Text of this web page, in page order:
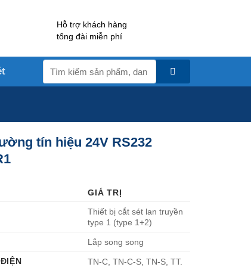
Hỗ trợ khách hàng
tổng đài miễn phí
kiếm:
tín hiệu 24V RS232
GIÁ TRỊ
Thiết bị cắt sét lan truyền
type 1 (type 1+2)
Lắp song song
TN-C, TN-C-S, TN-S, TT.